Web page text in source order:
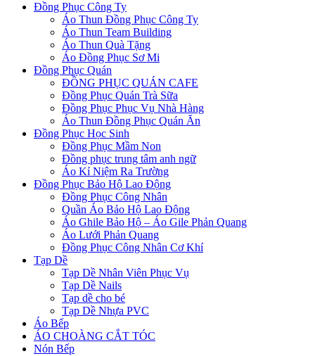
Đồng Phục Công Ty
Áo Thun Đồng Phục Công Ty
Áo Thun Team Building
Áo Thun Quà Tặng
Áo Đồng Phục Sơ Mi
Đồng Phục Quán
ĐỒNG PHỤC QUÁN CAFE
Đồng Phục Quán Trà Sữa
Đồng Phục Phục Vụ Nhà Hàng
Áo Thun Đồng Phục Quán Ăn
Đồng Phục Học Sinh
Đồng Phục Mầm Non
Đồng phục trung tâm anh ngữ
Áo Kỉ Niệm Ra Trường
Đồng Phục Bảo Hộ Lao Động
Đồng Phục Công Nhân
Quần Áo Bảo Hộ Lao Động
Áo Ghile Bảo Hộ – Áo Gile Phản Quang
Áo Lưới Phản Quang
Đồng Phục Công Nhân Cơ Khí
Tạp Dề
Tạp Dề Nhân Viên Phục Vụ
Tạp Dề Nails
Tạp dề cho bé
Tạp Dề Nhựa PVC
Áo Bếp
ÁO CHOÀNG CẮT TÓC
Nón Bếp